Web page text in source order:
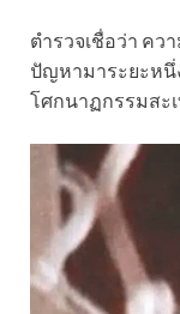
ตำรวจเชื่อว่า คว
ปัญหามาระยะหนึ่
โศกนาฏกรรมสะ